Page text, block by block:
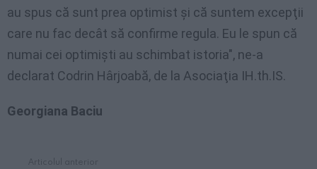
au spus că sunt prea optimist şi că suntem excepţii
care nu fac decât să confirme regula. Eu le spun că
numai cei optimişti au schimbat istoria", ne-a
declarat Codrin Hârjoabă, de la Asociaţia IH.th.IS.
Georgiana Baciu
Articolul anterior